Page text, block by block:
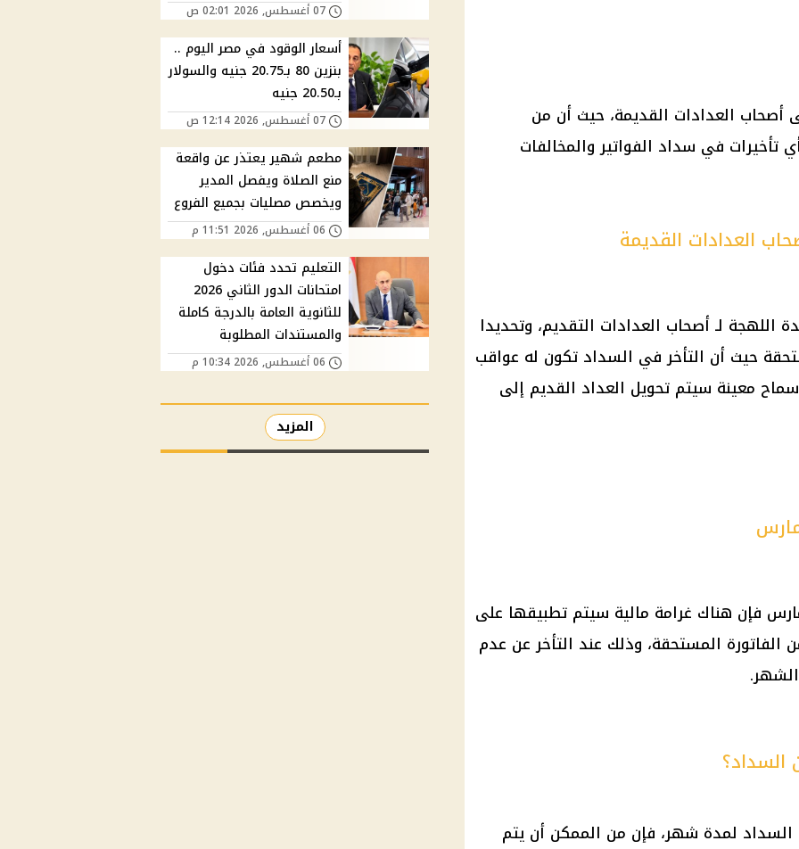
أصحاب العدادات القديمة، حيث أن من
تأخيرات في سداد الفواتير والمخالفات
العدادات القديمة
اللهجة لـ أصحاب العدادات التقديم، وتحديدا
حيث أن التأخر في السداد تكون له عواقب
معينة سيتم تحويل العداد القديم إلى
فإن هناك غرامة مالية سيتم تطبيقها على
في السداد بقيمة 7% من الفاتورة المستحقة، وذلك عند التأخر عن عدم
السداد؟
السداد لمدة شهر، فإن من الممكن أن يتم
07 أغسطس, 2026 02:01 ص
أسعار الوقود في مصر اليوم ..
بنزين 80 بـ20.75 جنيه والسولار
بـ20.50 جنيه
07 أغسطس, 2026 12:14 ص
مطعم شهير يعتذر عن واقعة
منع الصلاة ويفصل المدير
ويخصص مصليات بجميع الفروع
06 أغسطس, 2026 11:51 م
التعليم تحدد فئات دخول
امتحانات الدور الثاني 2026
للثانوية العامة بالدرجة كاملة
والمستندات المطلوبة
06 أغسطس, 2026 10:34 م
المزيد